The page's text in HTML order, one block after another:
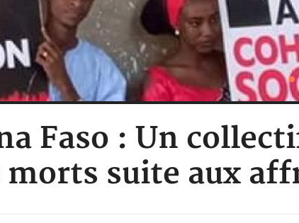
Faso : Un
morts suite aux